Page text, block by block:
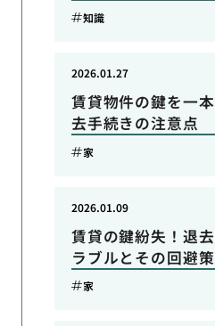
知識
賃貸物件の鍵を一
去手続きの注意点
2026.01.27
家
賃貸の鍵紛失！退
ラブルとその回避策
2026.01.09
家